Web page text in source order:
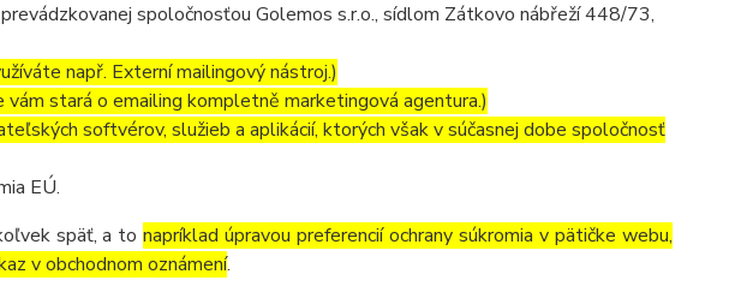
spoločnosťou Golemos s.r.o., sídlom Zátkovo nábřeží 448/73,
např. Externí mailingový nástroj.)
stará o emailing kompletně marketingová agentura.)
softvérov, služieb a aplikácií, ktorých však v súčasnej dobe spoločnosť
EÚ.
späť, a tonapríklad úpravou preferencií ochrany súkromia v pätičke webu,
v obchodnom oznámení.